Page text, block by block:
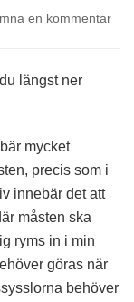
en kommentarpå
längst ner
mycket
precis som i
innebär det att
måsten ska
ryms in i min
göras när
behöver